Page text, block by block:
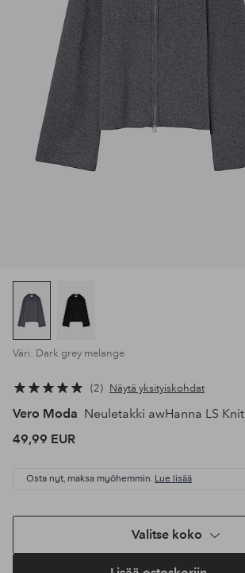
Väri: Dark grey melange
2 Näytä yksityiskohdat
Vero Moda Neuletakki awHanna LS Knit
49,99 EUR
Osta nyt, maksa myöhemmin. Lue lisää
Valitse koko